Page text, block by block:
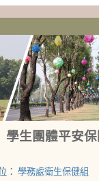
學生團體平安
： 學務處衛生保健組